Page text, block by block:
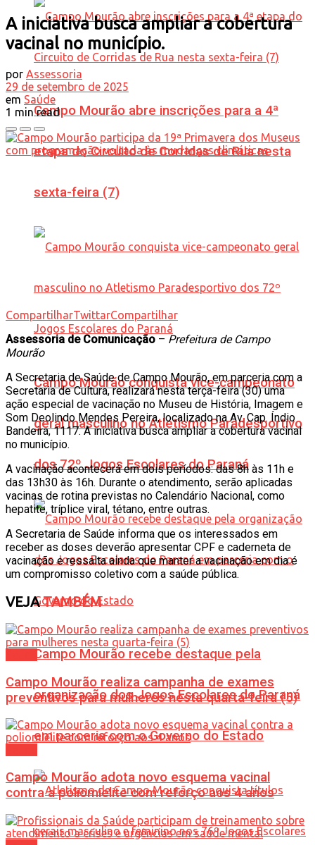
Campo Mourão abre inscrições para a 4ª
etapa do Circuito de Corridas de Rua nesta
sexta-feira (7)
Campo Mourão conquista vice-campeonato
geral masculino no Atletismo Paradesportivo
dos 72º Jogos Escolares do Paraná
Campo Mourão recebe destaque pela
organização dos Jogos Escolares do Paraná
em parceria com o Governo do Estado
A iniciativa busca ampliar a cobertura
vacinal no município.
por Assessoria
29 de setembro de 2025
em Saúde
1 min read
CompartilharTwittarCompartilhar
Assessoria de Comunicação – Prefeitura de Campo
Mourão
A Secretaria de Saúde de Campo Mourão, em parceria com a
Secretaria de Cultura, realizará nesta terça-feira (30) uma
ação especial de vacinação no Museu de História, Imagem e
Som Deolindo Mendes Pereira, localizado na Av. Cap. Índio
Bandeira, 1117. A iniciativa busca ampliar a cobertura vacinal
no município.
A vacinação acontecerá em dois períodos: das 8h às 11h e
das 13h30 às 16h. Durante o atendimento, serão aplicadas
vacinas de rotina previstas no Calendário Nacional, como
hepatite, tríplice viral, tétano, entre outras.
A Secretaria de Saúde informa que os interessados em
receber as doses deverão apresentar CPF e caderneta de
vacinação e ressalta ainda que manter a vacinação em dia é
um compromisso coletivo com a saúde pública.
VEJATAMBÉM
Campo Mourão realiza campanha de exames
preventivos para mulheres nesta quarta-feira (5)
Campo Mourão adota novo esquema vacinal
contra a poliomielite com reforço aos 4 anos